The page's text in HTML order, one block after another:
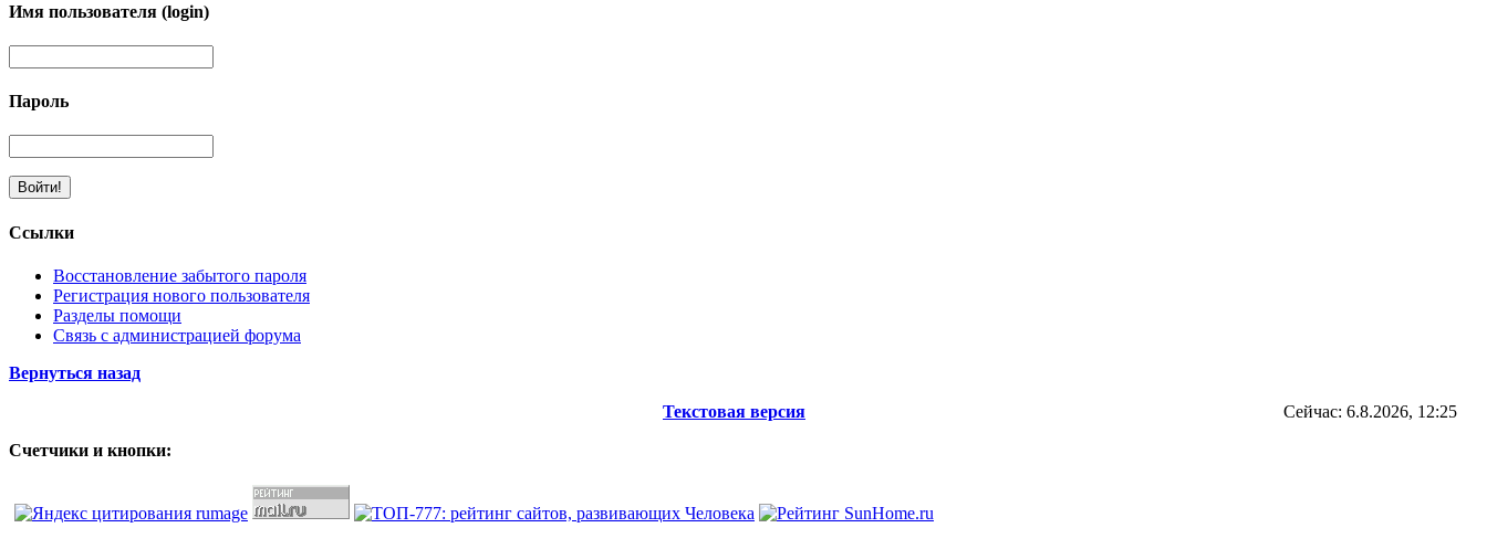
Имя пользователя (login)
Пароль
Ссылки
Восстановление забытого пароля
Регистрация нового пользователя
Разделы помощи
Связь с администрацией форума
Вернуться назад
Текстовая версия Сейчас: 6.8.2026, 12:25
Счетчики и кнопки: